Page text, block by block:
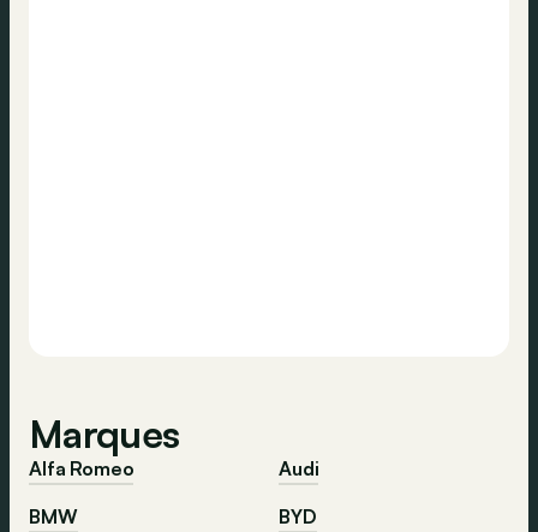
Marques
Alfa Romeo
Audi
BMW
BYD